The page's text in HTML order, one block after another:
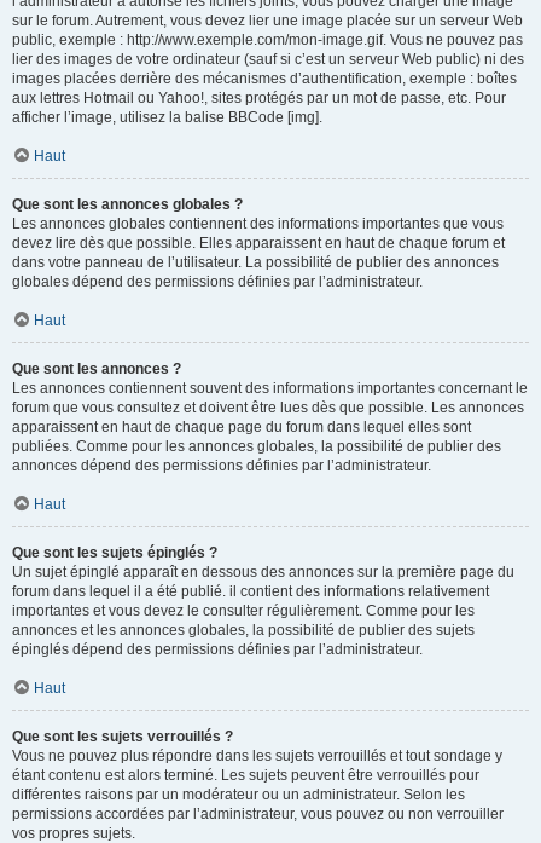
sur le forum. Autrement, vous devez lier une image placée sur un serveur Web
public, exemple : http://www.exemple.com/mon-image.gif. Vous ne pouvez pas
lier des images de votre ordinateur (sauf si c’est un serveur Web public) ni des
images placées derrière des mécanismes d’authentification, exemple : boîtes
aux lettres Hotmail ou Yahoo!, sites protégés par un mot de passe, etc. Pour
afficher l’image, utilisez la balise BBCode [img].
Haut
Que sont les annonces globales ?
Les annonces globales contiennent des informations importantes que vous
devez lire dès que possible. Elles apparaissent en haut de chaque forum et
dans votre panneau de l’utilisateur. La possibilité de publier des annonces
globales dépend des permissions définies par l’administrateur.
Haut
Que sont les annonces ?
Les annonces contiennent souvent des informations importantes concernant le
forum que vous consultez et doivent être lues dès que possible. Les annonces
apparaissent en haut de chaque page du forum dans lequel elles sont
publiées. Comme pour les annonces globales, la possibilité de publier des
annonces dépend des permissions définies par l’administrateur.
Haut
Que sont les sujets épinglés ?
Un sujet épinglé apparaît en dessous des annonces sur la première page du
forum dans lequel il a été publié. il contient des informations relativement
importantes et vous devez le consulter régulièrement. Comme pour les
annonces et les annonces globales, la possibilité de publier des sujets
épinglés dépend des permissions définies par l’administrateur.
Haut
Que sont les sujets verrouillés ?
Vous ne pouvez plus répondre dans les sujets verrouillés et tout sondage y
étant contenu est alors terminé. Les sujets peuvent être verrouillés pour
différentes raisons par un modérateur ou un administrateur. Selon les
permissions accordées par l’administrateur, vous pouvez ou non verrouiller
vos propres sujets.